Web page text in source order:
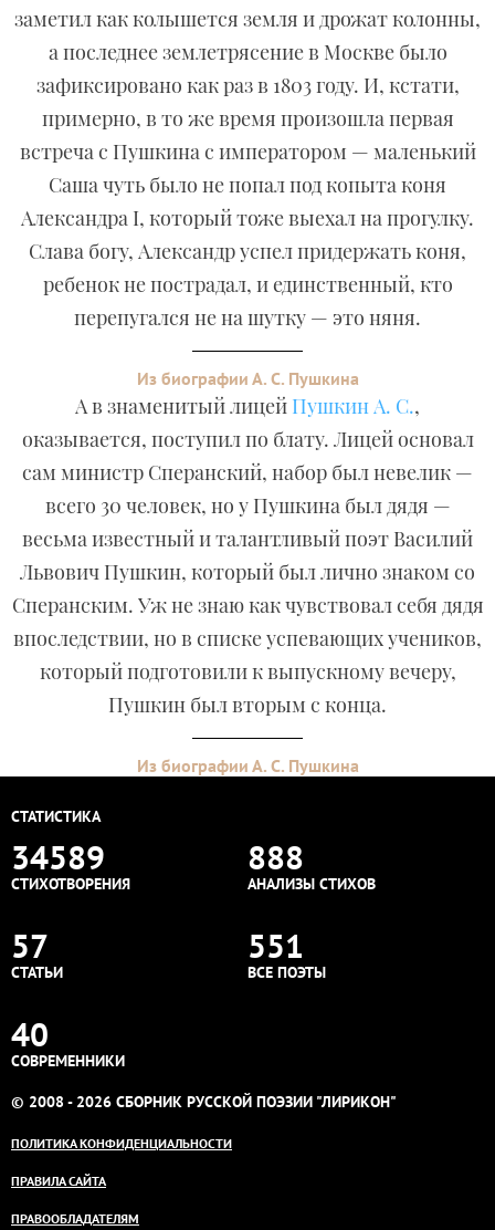
заметил как колышется земля и дрожат колонны,
а последнее землетрясение в Москве было
зафиксировано как раз в 1803 году. И, кстати,
примерно, в то же время произошла первая
встреча с Пушкина с императором — маленький
Саша чуть было не попал под копыта коня
Александра I, который тоже выехал на прогулку.
Слава богу, Александр успел придержать коня,
ребенок не пострадал, и единственный, кто
перепугался не на шутку — это няня.
Из биографии А. С. Пушкина
А в знаменитый лицей Пушкин А. С.,
оказывается, поступил по блату. Лицей основал
сам министр Сперанский, набор был невелик —
всего 30 человек, но у Пушкина был дядя —
весьма известный и талантливый поэт Василий
Львович Пушкин, который был лично знаком со
Сперанским. Уж не знаю как чувствовал себя дядя
впоследствии, но в списке успевающих учеников,
который подготовили к выпускному вечеру,
Пушкин был вторым с конца.
Из биографии А. С. Пушкина
СТАТИСТИКА
34589
СТИХОТВОРЕНИЯ
888
АНАЛИЗЫ СТИХОВ
57
СТАТЬИ
551
ВСЕ ПОЭТЫ
40
СОВРЕМЕННИКИ
© 2008 - 2026 СБОРНИК РУССКОЙ ПОЭЗИИ "ЛИРИКОН"
ПОЛИТИКА КОНФИДЕНЦИАЛЬНОСТИ
ПРАВИЛА САЙТА
ПРАВООБЛАДАТЕЛЯМ